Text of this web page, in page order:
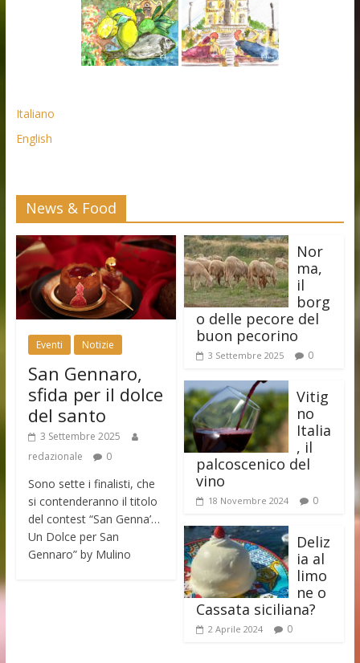
Italiano
English
News & Food
Eventi Notizie
San Gennaro,
sfida per il dolce
del santo
3 Settembre 2025
redazionale
0
Sono sette i finalisti, che
si contenderanno il titolo
del contest “San Genna’…
Un Dolce per San
Gennaro” by Mulino
Nor
ma,
il
borg
o delle pecore del
buon pecorino
3 Settembre 2025 0
Vitig
no
Italia
, il
palcoscenico del
vino
18 Novembre 2024 0
Deliz
ia al
limo
ne o
Cassata siciliana?
2 Aprile 2024 0